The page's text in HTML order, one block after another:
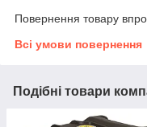
Повернення товару
Всі умови повернення
Подібні товари